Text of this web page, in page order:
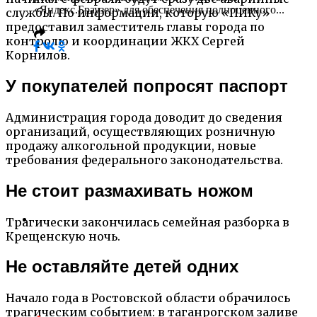
службы. По информации, которую «ПИКу»
предоставил заместитель главы города по
контролю и координации ЖКХ Сергей
Корнилов.
У покупателей попросят паспорт
Администрация города доводит до сведения
организаций, осуществляющих розничную
продажу алкогольной продукции, новые
требования федерального законодательства.
Не стоит размахивать ножом
Трагически закончилась семейная разборка в
Крещенскую ночь.
Не оставляйте детей одних
Начало года в Ростовской области обрачилось
трагическим событием: в таганрогском заливе
«Яндекс.Браузер» для обеспечения полноценного...